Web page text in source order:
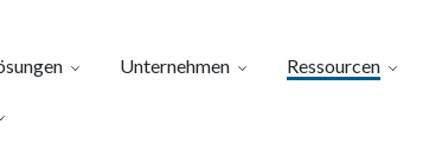
Unternehmen Ressourcen